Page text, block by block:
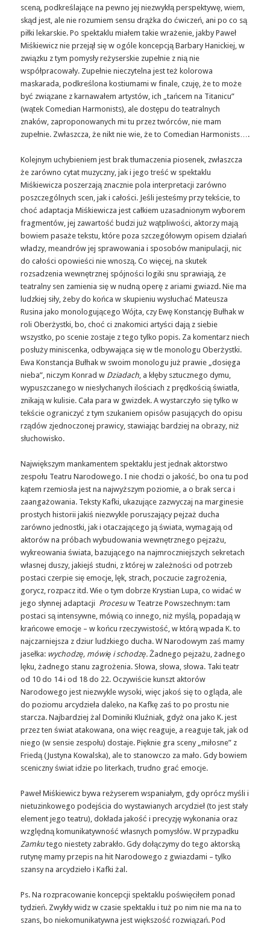
sceną, podkreślające na pewno jej niezwykłą perspektywę, wiem,
skąd jest, ale nie rozumiem sensu drążka do ćwiczeń, ani po co są
piłki lekarskie. Po spektaklu miałem takie wrażenie, jakby Paweł
Miśkiewicz nie przejął się w ogóle koncepcją Barbary Hanickiej, w
związku z tym pomysły reżyserskie zupełnie z nią nie
współpracowały. Zupełnie nieczytelna jest też kolorowa
maskarada, podkreślona kostiumami w finale, czuję, że to może
być związane z karnawałem artystów, ich „tańcem na Titanicu”
(wątek Comedian Harmonists), ale dostępu do teatralnych
znaków, zaproponowanych mi tu przez twórców, nie mam
zupełnie. Zwłaszcza, że nikt nie wie, że to Comedian Harmonists….
Kolejnym uchybieniem jest brak tłumaczenia piosenek, zwłaszcza
że zarówno cytat muzyczny, jak i jego treść w spektaklu
Miśkiewicza poszerzają znacznie pola interpretacji zarówno
poszczególnych scen, jak i całości. Jeśli jesteśmy przy tekście, to
choć adaptacja Miśkiewicza jest całkiem uzasadnionym wyborem
fragmentów, jej zawartość budzi już wątpliwości, aktorzy mają
bowiem pasaże tekstu, które poza szczegółowym opisem działań
władzy, meandrów jej sprawowania i sposobów manipulacji, nic
do całości opowieści nie wnoszą. Co więcej, na skutek
rozsadzenia wewnętrznej spójności logiki snu sprawiają, że
teatralny sen zamienia się w nudną operę z ariami gwiazd. Nie ma
ludzkiej siły, żeby do końca w skupieniu wysłuchać Mateusza
Rusina jako monologującego Wójta, czy Ewę Konstancję Bułhak w
roli Oberżystki, bo, choć ci znakomici artyści dają z siebie
wszystko, po scenie zostaje z tego tylko popis. Za komentarz niech
posłuży miniscenka, odbywająca się w tle monologu Oberżystki.
Ewa Konstancja Bułhak w swoim monologu już prawie „dosięga
nieba”, niczym Konrad w Dziadach, a kłęby sztucznego dymu,
wypuszczanego w niesłychanych ilościach z prędkością światła,
znikają w kulisie. Cała para w gwizdek. A wystarczyło się tylko w
tekście ograniczyć z tym szukaniem opisów pasujących do opisu
rządów zjednoczonej prawicy, stawiając bardziej na obrazy, niż
słuchowisko.
Największym mankamentem spektaklu jest jednak aktorstwo
zespołu Teatru Narodowego. I nie chodzi o jakość, bo ona tu pod
kątem rzemiosła jest na najwyższym poziomie, a o brak serca i
zaangażowania. Teksty Kafki, ukazujące zazwyczaj na marginesie
prostych historii jakiś niezwykle poruszający pejzaż ducha
zarówno jednostki, jak i otaczającego ją świata, wymagają od
aktorów na próbach wybudowania wewnętrznego pejzażu,
wykreowania świata, bazującego na najmroczniejszych sekretach
własnej duszy, jakiejś studni, z której w zależności od potrzeb
postaci czerpie się emocje, lęk, strach, poczucie zagrożenia,
gorycz, rozpacz itd. Wie o tym dobrze Krystian Lupa, co widać w
jego słynnej adaptacji Procesuw Teatrze Powszechnym: tam
postaci są intensywne, mówią co innego, niż myślą, popadają w
krańcowe emocje – w końcu rzeczywistość, w którą wpada K. to
najczarniejsza z dziur ludzkiego ducha. W Narodowym zaś mamy
jasełka: wychodzę, mówię i schodzę.Żadnego pejzażu, żadnego
lęku, żadnego stanu zagrożenia. Słowa, słowa, słowa. Taki teatr
od 10 do 14 i od 18 do 22. Oczywiście kunszt aktorów
Narodowego jest niezwykle wysoki, więc jakoś się to ogląda, ale
do poziomu arcydzieła daleko, na Kafkę zaś to po prostu nie
starcza. Najbardziej żal Dominiki Kluźniak, gdyż ona jako K. jest
przez ten świat atakowana, ona więc reaguje, a reaguje tak, jak od
niego (w sensie zespołu) dostaje. Pięknie gra sceny „miłosne” z
Friedą (Justyna Kowalska), ale to stanowczo za mało. Gdy bowiem
sceniczny świat idzie po literkach, trudno grać emocje.
Paweł Miśkiewicz bywa reżyserem wspaniałym, gdy oprócz myśli i
nietuzinkowego podejścia do wystawianych arcydzieł (to jest stały
element jego teatru), dokłada jakość i precyzję wykonania oraz
względną komunikatywność własnych pomysłów. W przypadku
Zamkutego niestety zabrakło. Gdy dołączymy do tego aktorską
rutynę mamy przepis na hit Narodowego z gwiazdami – tylko
szansy na arcydzieło i Kafki żal.
Ps. Na rozpracowanie koncepcji spektaklu poświęciłem ponad
tydzień. Zwykły widz w czasie spektaklu i tuż po nim nie ma na to
szans, bo niekomunikatywna jest większość rozwiązań. Pod